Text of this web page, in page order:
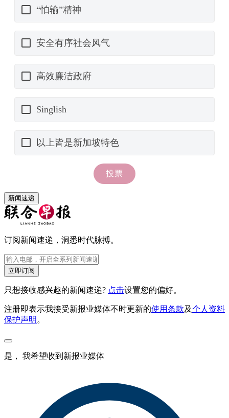
新闻速递
订阅新闻速递，洞悉时代脉搏。
立即订阅
只想接收感兴趣的新闻速递? 点击设置您的偏好。
注册即表示我接受新报业媒体不时更新的使用条款及个人资料
保护声明 。
是， 我希望收到新报业媒体